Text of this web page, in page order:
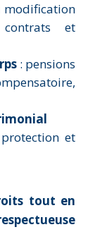
modification
et
: pensions
et
tout en